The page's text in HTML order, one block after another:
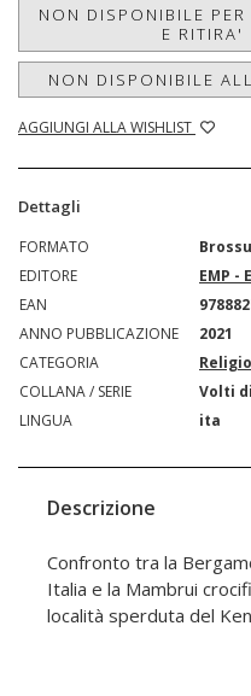
NON DISPONIBILE
E RITIRA'
NON DISPONIBILE
AGGIUNGI ALLA WISHLIST
Dettagli
FORMATO
EDITORE
EMP -
EAN
ANNO PUBBLICAZIONE
2021
CATEGORIA
COLLANA / SERIE
Volti
LINGUA
ita
Descrizione
Confronto tra la
Italia e la Mambrui
località sperduta del